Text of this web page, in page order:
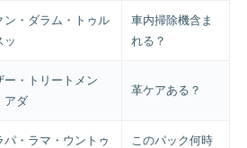
ン・ダラム・トゥル
ッ
車内掃除機含ま
れる？
ー・トリートメン
アダ
革ケアある？
パ・ラマ・ウントゥ
このパック何時